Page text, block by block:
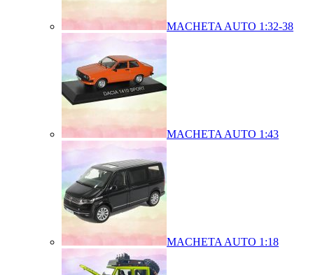
MACHETA AUTO 1:32-38
MACHETA AUTO 1:43
MACHETA AUTO 1:18